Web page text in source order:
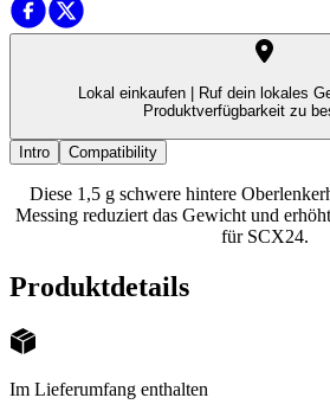
Lokal einkaufen |
Ruf dein lokales
Produktverfügbarkeit zu
Intro Compatibility
Diese 1,5 g schwere hintere
Messing reduziert das Gewicht und
für SCX24.
Produktdetails
Im Lieferumfang enthalten